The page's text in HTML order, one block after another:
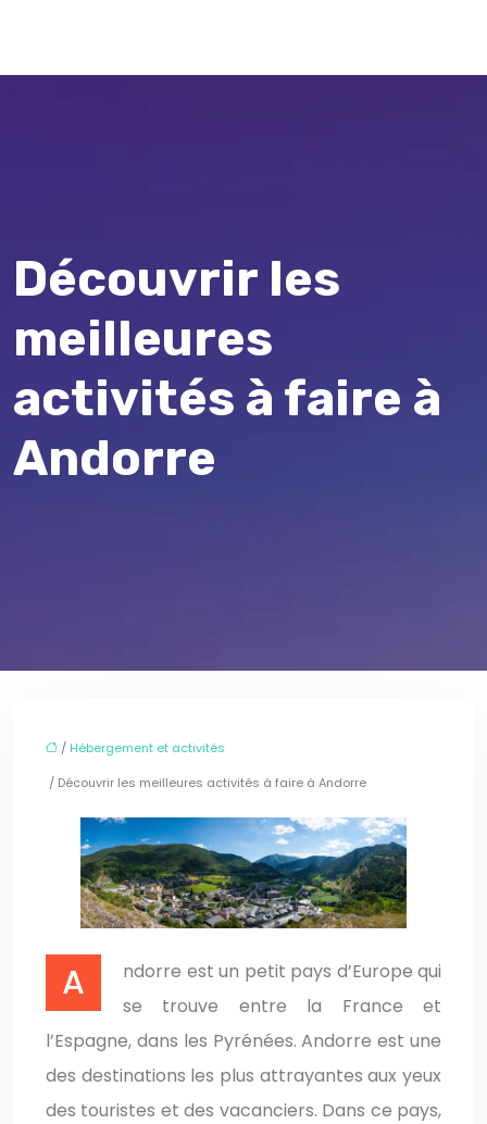
Découvrir les
meilleures
activités à faire à
Andorre
/ Hébergement et activités
/ Découvrir les meilleures activités à faire à Andorre
Andorre est un petit pays d’Europe qui
se trouve entre la France et
l’Espagne, dans les Pyrénées. Andorre est une
des destinations les plus attrayantes aux yeux
des touristes et des vacanciers. Dans ce pays,